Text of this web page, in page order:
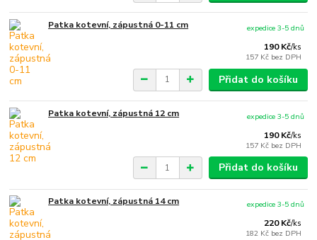
Patka kotevní, zápustná 0-11 cm
190 Kč/ks
157 Kč bez DPH
expedice 3-5 dnů
Přidat do košíku
Patka kotevní, zápustná 12 cm
190 Kč/ks
157 Kč bez DPH
expedice 3-5 dnů
Přidat do košíku
Patka kotevní, zápustná 14 cm
220 Kč/ks
182 Kč bez DPH
expedice 3-5 dnů